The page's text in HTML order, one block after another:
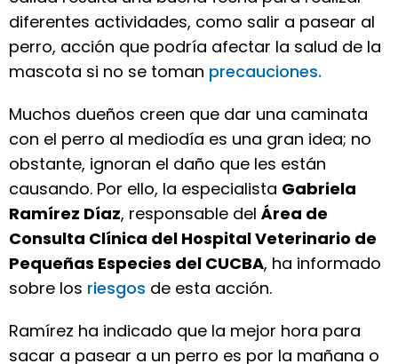
diferentes actividades, como salir a pasear al
perro, acción que podría afectar la salud de la
mascota si no se toman precauciones.
Muchos dueños creen que dar una caminata
con el perro al mediodía es una gran idea; no
obstante, ignoran el daño que les están
causando. Por ello, la especialista Gabriela
Ramírez Díaz, responsable del Área de
Consulta Clínica del Hospital Veterinario de
Pequeñas Especies del CUCBA, ha informado
sobre los riesgos de esta acción.
Ramírez ha indicado que la mejor hora para
sacar a pasear a un perro es por la mañana o